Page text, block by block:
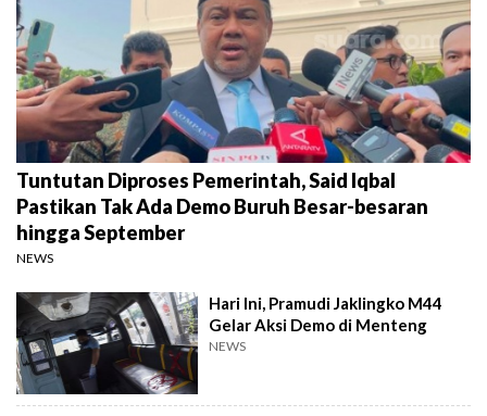
Tuntutan Diproses Pemerintah, Said Iqbal
Pastikan Tak Ada Demo Buruh Besar-besaran
hingga September
NEWS
Hari Ini, Pramudi Jaklingko M44
Gelar Aksi Demo di Menteng
NEWS